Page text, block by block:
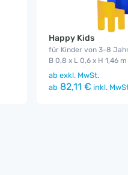
Happy Kids
für Kinder von 3-8
B 0,8 x L 0,6 x H 1,46 m
ab exkl. MwSt.
ab 82,11 € inkl.